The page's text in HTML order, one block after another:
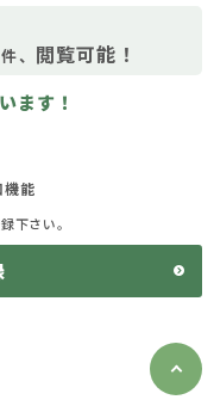
件、 閲覧可能！
ます！
機能
下さい。